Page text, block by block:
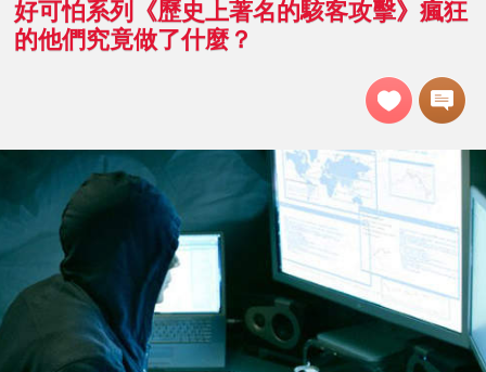
好可怕系列《歷史上著名的駭客攻擊》瘋狂
的他們究竟做了什麼？